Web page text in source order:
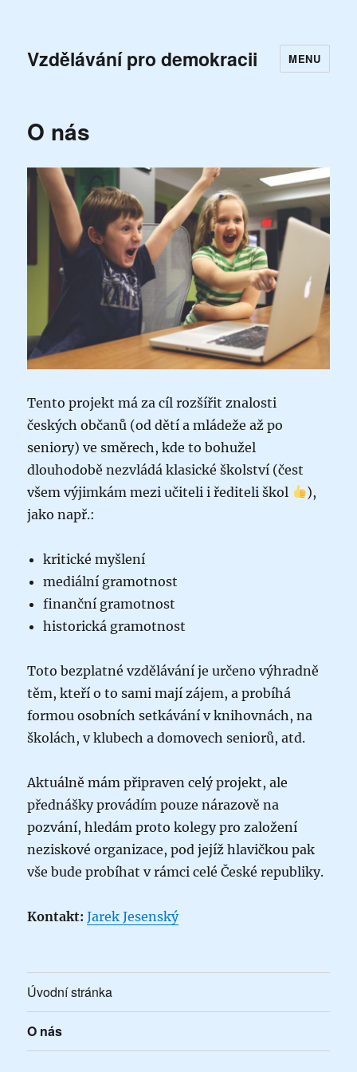
Vzdělávání pro demokracii MENU
O nás
Tento projekt má za cíl rozšířit znalosti
českých občanů (od dětí a mládeže až po
seniory) ve směrech, kde to bohužel
dlouhodobě nezvládá klasické školství (čest
všem výjimkám mezi učiteli i řediteli škol
),
jako např.:
kritické myšlení
mediální gramotnost
finanční gramotnost
historická gramotnost
Toto bezplatné vzdělávání je určeno výhradně
těm, kteří o to sami mají zájem, a probíhá
formou osobních setkávání v knihovnách, na
školách, v klubech a domovech seniorů, atd.
Aktuálně mám připraven celý projekt, ale
přednášky provádím pouze nárazově na
pozvání, hledám proto kolegy pro založení
neziskové organizace, pod jejíž hlavičkou pak
vše bude probíhat v rámci celé České republiky.
Kontakt: Jarek Jesenský
Úvodní stránka
O nás